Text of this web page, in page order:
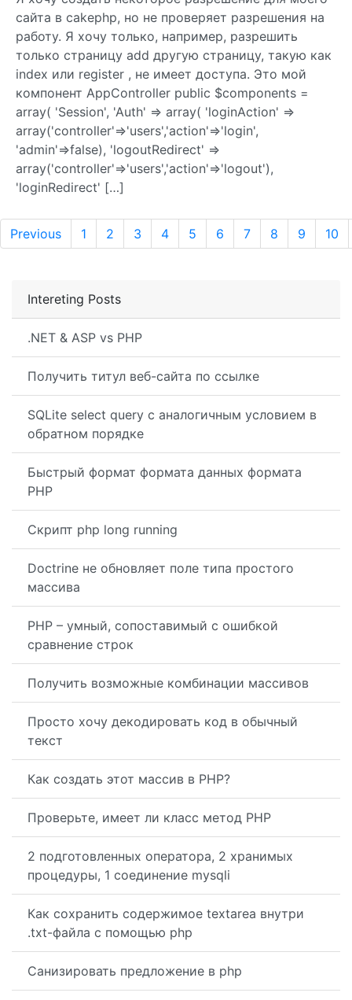
сайта в cakephp, но не проверяет разрешения на
работу. Я хочу только, например, разрешить
только страницу add другую страницу, такую ​​как
index или register , не имеет доступа. Это мой
компонент AppController public $components =
array( 'Session', 'Auth' => array( 'loginAction' =>
array('controller'=>'users','action'=>'login',
'admin'=>false), 'logoutRedirect' =>
array('controller'=>'users','action'=>'logout'),
'loginRedirect' […]
Previous 1 2 3 4 5 6 7 8 9 10
Intereting Posts
.NET & ASP vs PHP
Получить титул веб-сайта по ссылке
SQLite select query с аналогичным условием в
обратном порядке
Быстрый формат формата данных формата
PHP
Скрипт php long running
Doctrine не обновляет поле типа простого
массива
PHP – умный, сопоставимый с ошибкой
сравнение строк
Получить возможные комбинации массивов
Просто хочу декодировать код в обычный
текст
Как создать этот массив в PHP?
Проверьте, имеет ли класс метод PHP
2 подготовленных оператора, 2 хранимых
процедуры, 1 соединение mysqli
Как сохранить содержимое textarea внутри
.txt-файла с помощью php
Санизировать предложение в php